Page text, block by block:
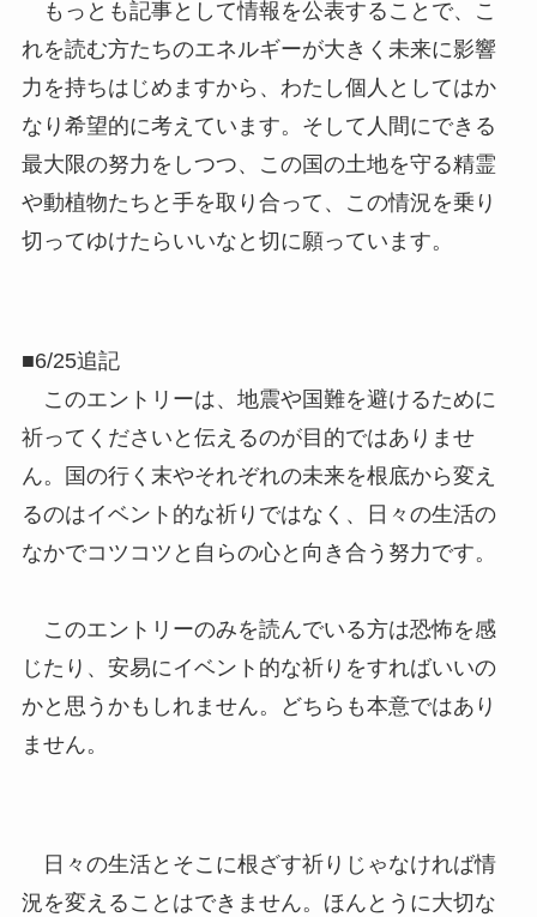
もっとも記事として情報を公表することで、こ
れを読む方たちのエネルギーが大きく未来に影響
力を持ちはじめますから、わたし個人としてはか
なり希望的に考えています。そして人間にできる
最大限の努力をしつつ、この国の土地を守る精霊
や動植物たちと手を取り合って、この情況を乗り
切ってゆけたらいいなと切に願っています。
■6/25追記
このエントリーは、地震や国難を避けるために
祈ってくださいと伝えるのが目的ではありませ
ん。国の行く末やそれぞれの未来を根底から変え
るのはイベント的な祈りではなく、日々の生活の
なかでコツコツと自らの心と向き合う努力です。
このエントリーのみを読んでいる方は恐怖を感
じたり、安易にイベント的な祈りをすればいいの
かと思うかもしれません。どちらも本意ではあり
ません。
日々の生活とそこに根ざす祈りじゃなければ情
況を変えることはできません。ほんとうに大切な